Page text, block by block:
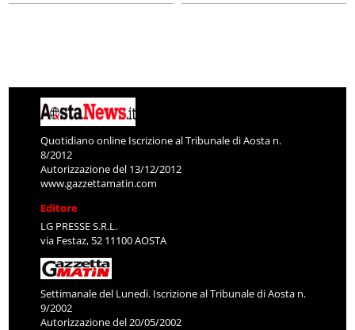
Quotidiano online Iscrizione al Tribunale di Aosta n.
8/2012
Autorizzazione del 13/12/2012
www.gazzettamatin.com
Editore
LG PRESSE S.R.L.
via Festaz, 52 11100 AOSTA
Settimanale del Lunedì. Iscrizione al Tribunale di Aosta n.
9/2002
Autorizzazione del 20/05/2002